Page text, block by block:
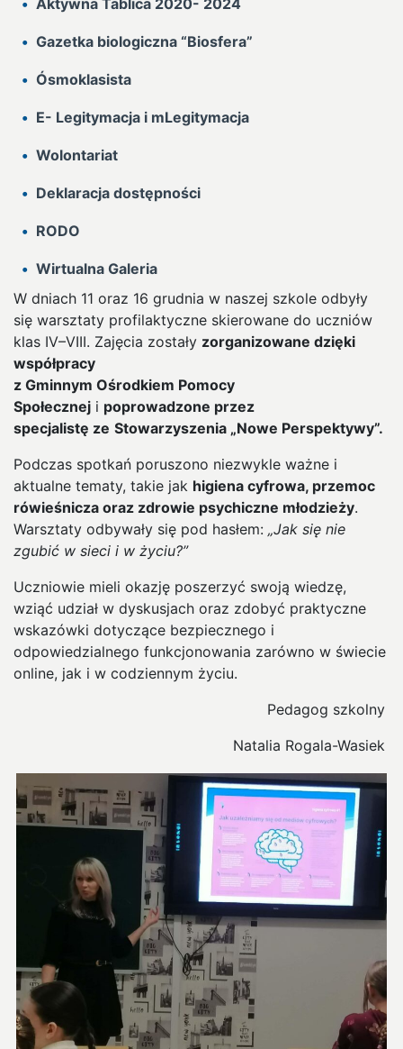
Gazetka biologiczna “Biosfera”
Ósmoklasista
E- Legitymacja i mLegitymacja
Wolontariat
Deklaracja dostępności
RODO
Wirtualna Galeria
W dniach 11 oraz 16 grudnia w naszej szkole odbyły
się warsztaty profilaktyczne skierowane do uczniów
klas IV–VIII. Zajęcia zostały zorganizowane dzięki
współpracy
z Gminnym Ośrodkiem Pomocy
Społecznej i poprowadzone przez
specjalistę ze Stowarzyszenia „Nowe Perspektywy”.
Podczas spotkań poruszono niezwykle ważne i
aktualne tematy, takie jak higiena cyfrowa, przemoc
rówieśnicza oraz zdrowie psychiczne młodzieży.
Warsztaty odbywały się pod hasłem: „Jak się nie
zgubić w sieci i w życiu?”
Uczniowie mieli okazję poszerzyć swoją wiedzę,
wziąć udział w dyskusjach oraz zdobyć praktyczne
wskazówki dotyczące bezpiecznego i
odpowiedzialnego funkcjonowania zarówno w świecie
online, jak i w codziennym życiu.
Pedagog szkolny
Natalia Rogala-Wasiek